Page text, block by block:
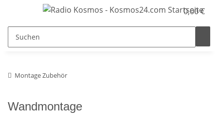
0,00 €
Montage Zubehör
Wandmontage